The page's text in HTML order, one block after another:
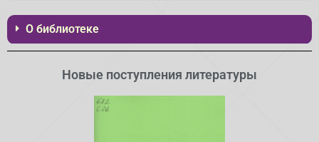
О библиотеке
Новые поступления литературы